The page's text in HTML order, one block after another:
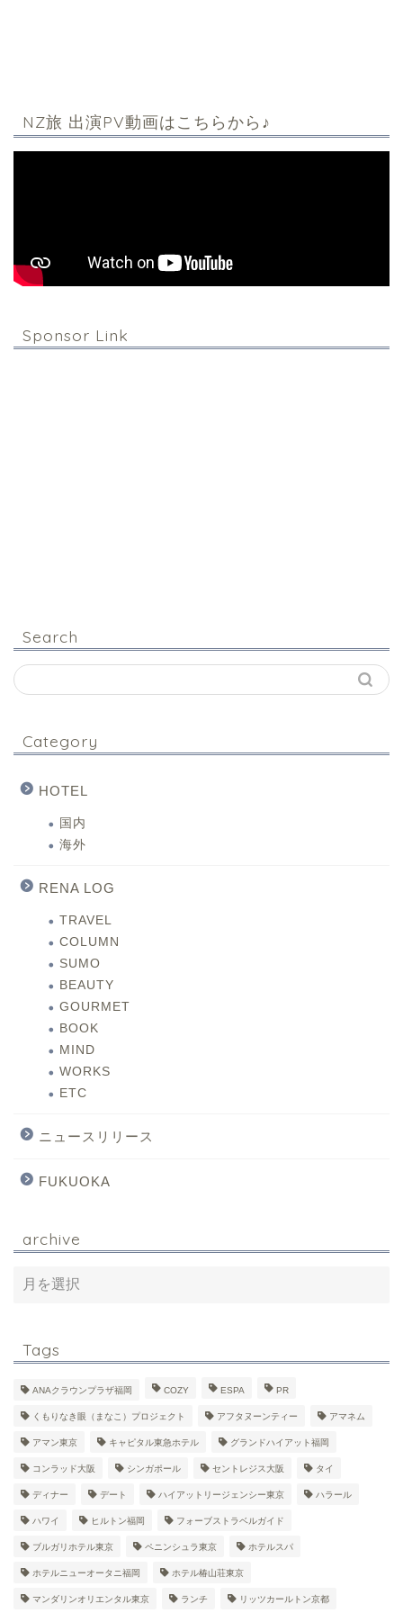
NZ旅 出演PV動画はこちらから♪
Sponsor Link
Search
Category
HOTEL
国内
海外
RENA LOG
TRAVEL
COLUMN
SUMO
BEAUTY
GOURMET
BOOK
MIND
WORKS
ETC
ニュースリリース
FUKUOKA
archive
Tags
ANAクラウンプラザ福岡 COZY ESPA PR
くもりなき眼（まなこ）プロジェクト アフタヌーンティー アマネム
アマン東京 キャピタル東急ホテル グランドハイアット福岡
コンラッド大阪 シンガポール セントレジス大阪 タイ
ディナー デート ハイアットリージェンシー東京 ハラール
ハワイ ヒルトン福岡 フォーブストラベルガイド
ブルガリホテル東京 ペニンシュラ東京 ホテルスパ
ホテルニューオータニ福岡 ホテル椿山荘東京
マンダリンオリエンタル東京 ランチ リッツカールトン京都